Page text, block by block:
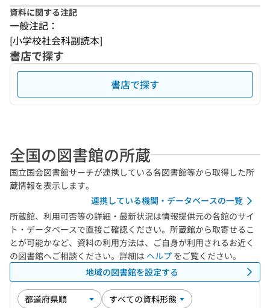
資料に関する注記
一般注記：
[小学校社会科副読本]
書店で探す
書店で探す
全国の図書館の所蔵
国立国会図書館サーチが連携している各図書館等から取得した所
蔵情報を表示します。
連携している機関・データベースの一覧
所蔵館、利用可否等の詳細・最新状況は情報提供元の各館のサイ
ト・データベースで直接ご確認ください。所蔵館から取寄せるこ
とが可能かなど、資料の利用方法は、ご自身が利用されるお近く
の図書館へご相談ください。詳細は ヘルプ をご覧ください。
地域の図書館を設定する